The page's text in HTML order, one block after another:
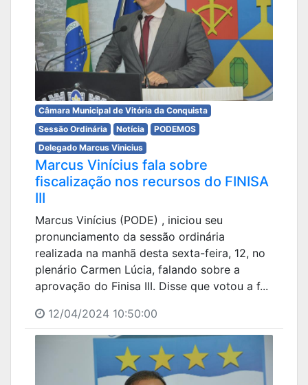
Câmara Municipal de Vitória da Conquista
Sessão Ordinária
Notícia
PODEMOS
Delegado Marcus Vinicius
Marcus Vinícius fala sobre
fiscalização nos recursos do FINISA
III
Marcus Vinícius (PODE) , iniciou seu
pronunciamento da sessão ordinária
realizada na manhã desta sexta-feira, 12, no
plenário Carmen Lúcia, falando sobre a
aprovação do Finisa III. Disse que votou a f...
12/04/2024 10:50:00